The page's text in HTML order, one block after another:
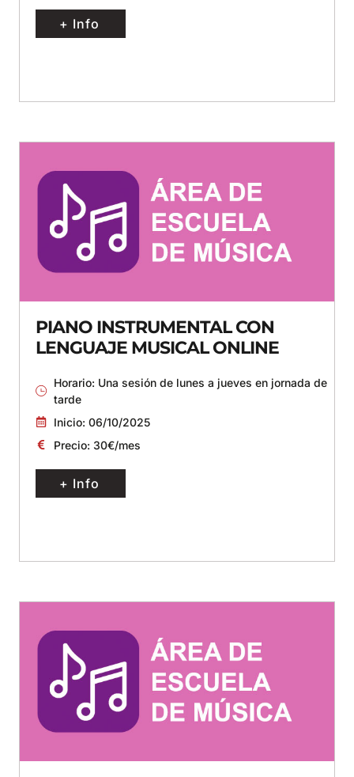
+ Info
PIANO INSTRUMENTAL CON
LENGUAJE MUSICAL ONLINE
Horario: Una sesión de lunes a jueves en jornada de
tarde
Inicio: 06/10/2025
Precio: 30€/mes
+ Info